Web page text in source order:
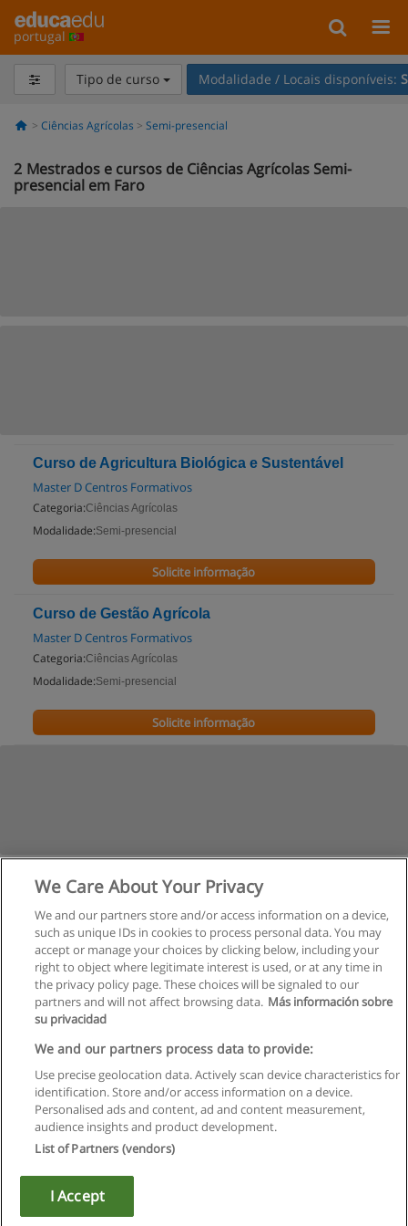
portugal
Tipo de curso Modalidade / Locais disponíveis:
Ciências Agrícolas Semi-presencial
2 Mestrados e cursos de Ciências Agrícolas Semi-
presencial em Faro
Curso de Agricultura Biológica e Sustentável
Master D Centros Formativos
Categoria:Ciências Agrícolas
Modalidade:Semi-presencial
Solicite informação
Curso de Gestão Agrícola
Master D Centros Formativos
Categoria:Ciências Agrícolas
Modalidade:Semi-presencial
Solicite informação
Regras de uso
Privacidade de dados
Entrar em contato com Educaedu
Copyright © Educaedu Business S.L. - CIF : B-95610580: -
We Care About Your Privacy
We and our partners store and/or access information on a device,
such as unique IDs in cookies to process personal data. You may
accept or manage your choices by clicking below, including your
right to object where legitimate interest is used, or at any time in
the privacy policy page. These choices will be signaled to our
partners and will not affect browsing data. Más información sobre
su privacidad
We and our partners process data to provide:
Use precise geolocation data. Actively scan device characteristics for
identification. Store and/or access information on a device.
Personalised ads and content, ad and content measurement,
audience insights and product development.
List of Partners (vendors)
I Accept